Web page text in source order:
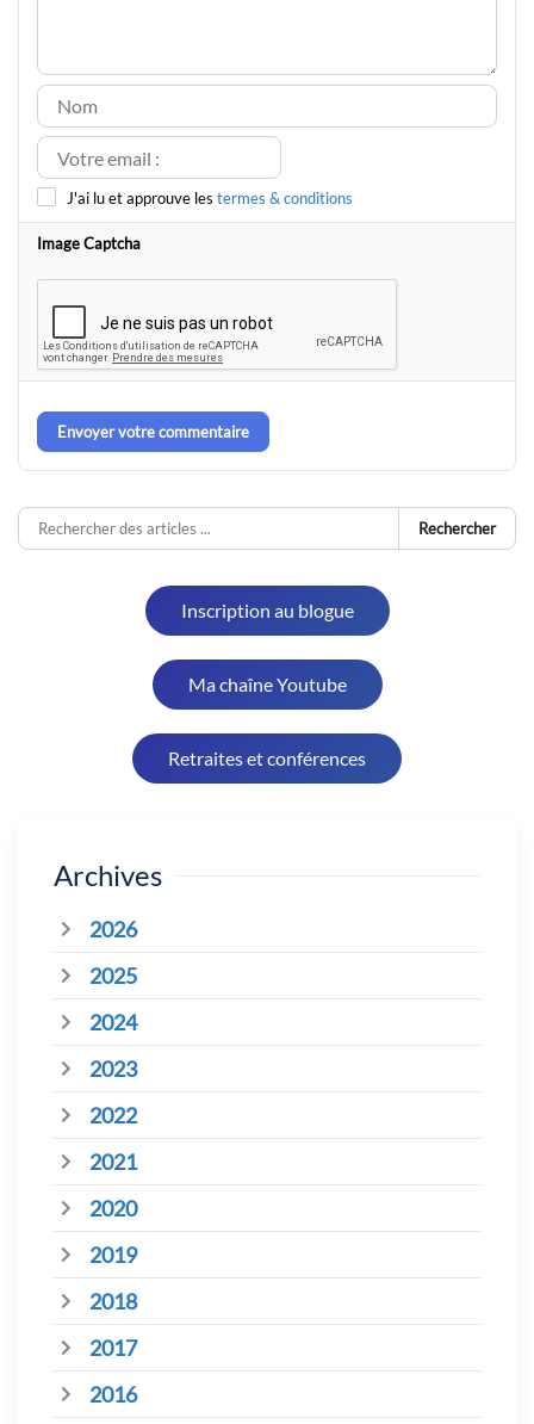
J'ai lu et approuve les termes & conditions
Image Captcha
Envoyer votre commentaire
Rechercher
Inscription au blogue
Ma chaîne Youtube
Retraites et conférences
Archives
2026
2025
2024
2023
2022
2021
2020
2019
2018
2017
2016